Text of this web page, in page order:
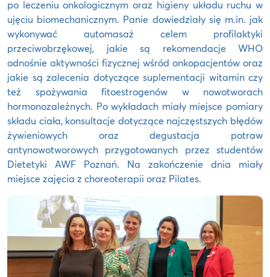
po leczeniu onkologicznym oraz higieny układu ruchu w
ujęciu biomechanicznym. Panie dowiedziały się m.in. jak
wykonywać automasaż celem profilaktyki
przeciwobrzękowej, jakie są rekomendacje WHO
odnośnie aktywności fizycznej wśród onkopacjentów oraz
jakie są zalecenia dotyczące suplementacji witamin czy
też spożywania fitoestrogenów w nowotworach
hormonozależnych. Po wykładach miały miejsce pomiary
składu ciała, konsultacje dotyczące najczęstszych błędów
żywieniowych oraz degustacja potraw
antynowotworowych przygotowanych przez studentów
Dietetyki AWF Poznań. Na zakończenie dnia miały
miejsce zajęcia z choreoterapii oraz Pilates.